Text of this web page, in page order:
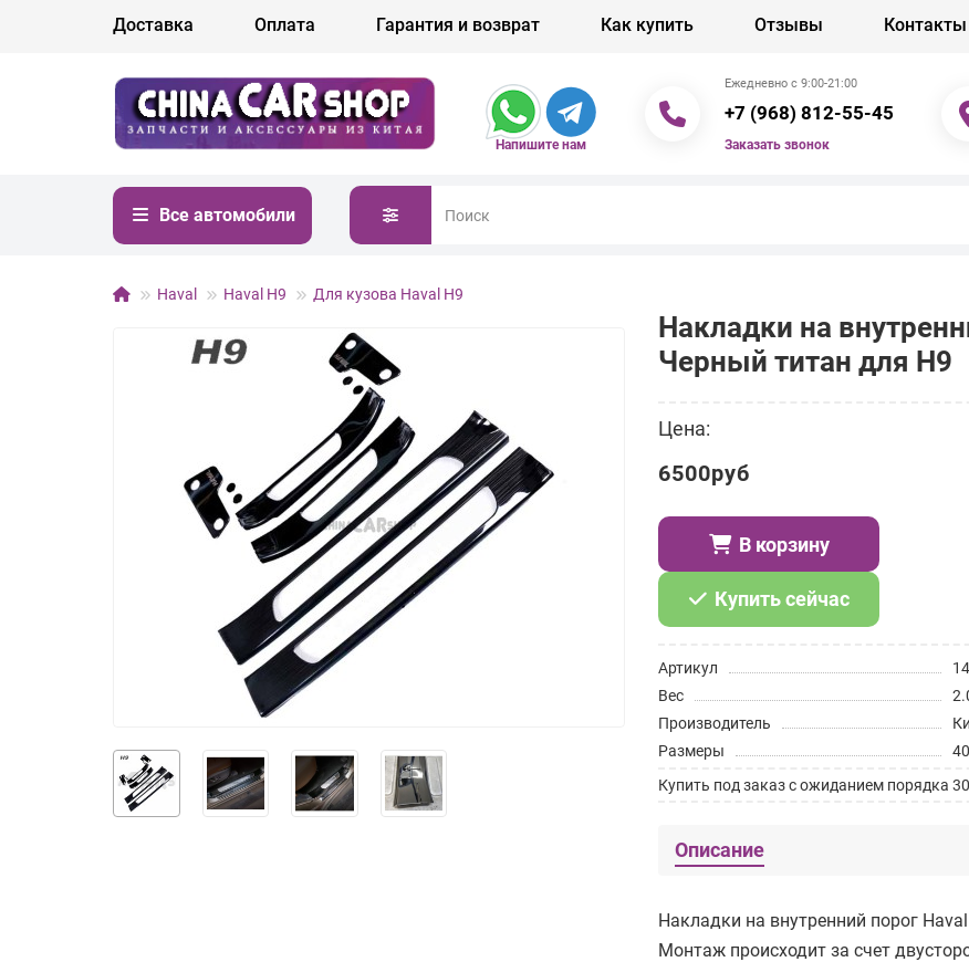
Доставка Оплата Гарантия и возврат Как купить Отзывы Контакты
Напишите нам
Ежедневно с 9:00-21:00
+7 (968) 812-55-45
Заказать звонок
Все автомобили
Haval Haval H9 Для кузова Haval H9
Накладки на
Черный титан для H9
Цена:
6500руб
В корзину
Купить сейчас
Артикул
Вес
Производитель
Размеры
Купить под заказ с ожиданием порядка
Описание
Накладки на внутренний порог
Монтаж происходит за счет